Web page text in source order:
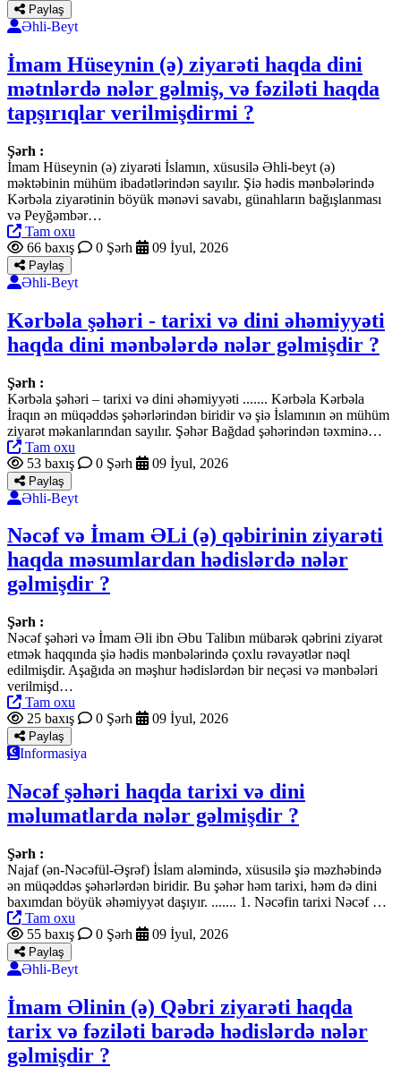
Paylaş
Əhli-Beyt
İmam Hüseynin (ə) ziyarəti haqda dini
mətnlərdə nələr gəlmiş, və fəziləti haqda
tapşırıqlar verilmişdirmi ?
Şərh :
İmam Hüseynin (ə) ziyarəti İslamın, xüsusilə Əhli-beyt (ə)
məktəbinin mühüm ibadətlərindən sayılır. Şiə hədis mənbələrində
Kərbəla ziyarətinin böyük mənəvi savabı, günahların bağışlanması
və Peyğəmbər…
Tam oxu
66 baxış
0 Şərh 09 İyul, 2026
Paylaş
Əhli-Beyt
Kərbəla şəhəri - tarixi və dini əhəmiyyəti
haqda dini mənbələrdə nələr gəlmişdir ?
Şərh :
Kərbəla şəhəri – tarixi və dini əhəmiyyəti ....... Kərbəla Kərbəla
İraqın ən müqəddəs şəhərlərindən biridir və şiə İslamının ən mühüm
ziyarət məkanlarından sayılır. Şəhər Bağdad şəhərindən təxminə…
Tam oxu
53 baxış
0 Şərh 09 İyul, 2026
Paylaş
Əhli-Beyt
Nəcəf və İmam ƏLi (ə) qəbirinin ziyarəti
haqda məsumlardan hədislərdə nələr
gəlmişdir ?
Şərh :
Nəcəf şəhəri və İmam Əli ibn Əbu Talibın mübarək qəbrini ziyarət
etmək haqqında şiə hədis mənbələrində çoxlu rəvayətlər nəql
edilmişdir. Aşağıda ən məşhur hədislərdən bir neçəsi və mənbələri
verilmişd…
Tam oxu
25 baxış
0 Şərh 09 İyul, 2026
Paylaş
Informasiya
Nəcəf şəhəri haqda tarixi və dini
məlumatlarda nələr gəlmişdir ?
Şərh :
Najaf (ən-Nəcəfül-Əşrəf) İslam aləmində, xüsusilə şiə məzhəbində
ən müqəddəs şəhərlərdən biridir. Bu şəhər həm tarixi, həm də dini
baxımdan böyük əhəmiyyət daşıyır. ....... 1. Nəcəfin tarixi Nəcəf …
Tam oxu
55 baxış
0 Şərh 09 İyul, 2026
Paylaş
Əhli-Beyt
İmam Əlinin (ə) Qəbri ziyarəti haqda
tarix və fəziləti barədə hədislərdə nələr
gəlmişdir ?